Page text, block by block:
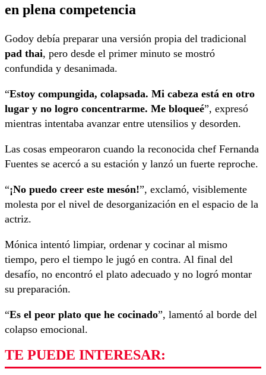
en plena competencia
Godoy debía preparar una versión propia del tradicional
pad thai, pero desde el primer minuto se mostró
confundida y desanimada.
“Estoy compungida, colapsada. Mi cabeza está en otro
lugar y no logro concentrarme. Me bloqueé”, expresó
mientras intentaba avanzar entre utensilios y desorden.
Las cosas empeoraron cuando la reconocida chef Fernanda
Fuentes se acercó a su estación y lanzó un fuerte reproche.
“¡No puedo creer este mesón!”, exclamó, visiblemente
molesta por el nivel de desorganización en el espacio de la
actriz.
Mónica intentó limpiar, ordenar y cocinar al mismo
tiempo, pero el tiempo le jugó en contra. Al final del
desafío, no encontró el plato adecuado y no logró montar
su preparación.
“Es el peor plato que he cocinado”, lamentó al borde del
colapso emocional.
TE PUEDE INTERESAR: